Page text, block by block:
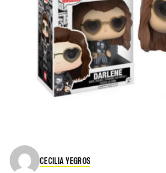
CECILIA YEGROS